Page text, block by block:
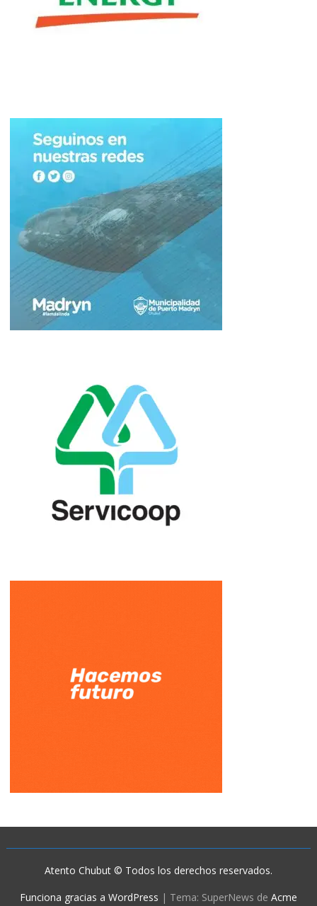
Atento Chubut © Todos los derechos reservados.
Funciona gracias a WordPress | Tema: SuperNews de Acme